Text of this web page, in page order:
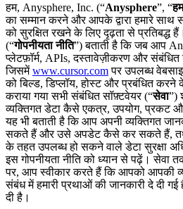
हम, Anysphere, Inc. (“Anysphere”, “हम
का सम्मान करने और आपके द्वारा हमारे साथ
को सुरक्षित रखने के लिए दृढ़ता से प्रतिबद्ध
(“गोपनीयता नीति”) बताती है कि जब आप
प्लेटफ़ॉर्म, APIs, दस्तावेज़ीकरण और
जिसमेंwww.cursor.comपर उपलब्ध
को बिल्ड, डिप्लॉय, होस्ट और प्रबंधित करने
कराया गया सभी संबंधित सॉफ़्टवेयर (“सेवा”)
व्यक्तिगत डेटा कैसे एकत्र, उपयोग, प्रकट
यह भी बताती है कि आप अपनी व्यक्तिगत
सकते हैं और उसे अपडेट कैसे कर सकते हैं,
के तहत उपलब्ध हो सकने वाले डेटा सुरक्षा
इस गोपनीयता नीति को ध्यान से पढ़ें। सेवा
पर, आप स्वीकार करते हैं कि आपको आपकी
संबंध में हमारी प्रथाओं की जानकारी दे दी
दी है।